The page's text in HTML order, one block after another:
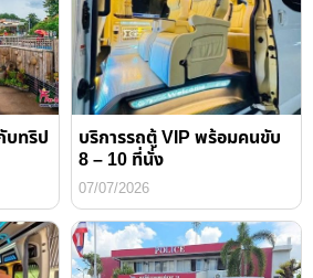
บทริป
บริการรถตู้ VIP พร้อมคนขับ
8 – 10 ที่นั่ง
07/07/2026